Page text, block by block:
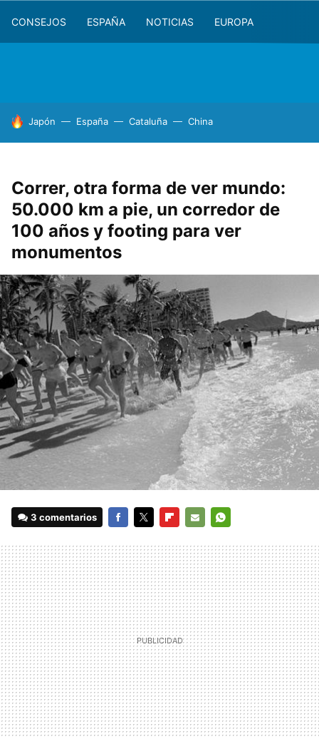
CONSEJOS ESPAÑA NOTICIAS EUROPA
HOY SE HABLA DE
Japón España Cataluña China
Correr, otra forma de ver mundo:
50.000 km a pie, un corredor de
100 años y footing para ver
monumentos
3 comentarios
MAIL